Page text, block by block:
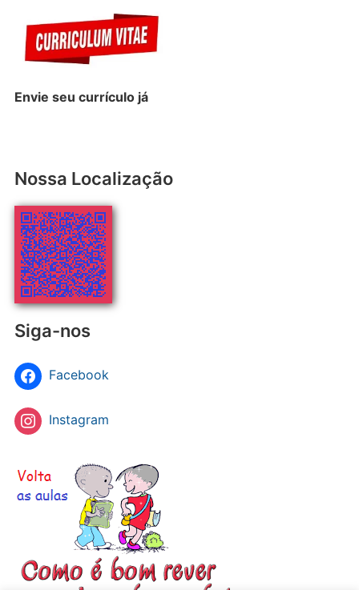
Envie seu currículojá
Nossa Localização
Siga-nos
Facebook
Instagram